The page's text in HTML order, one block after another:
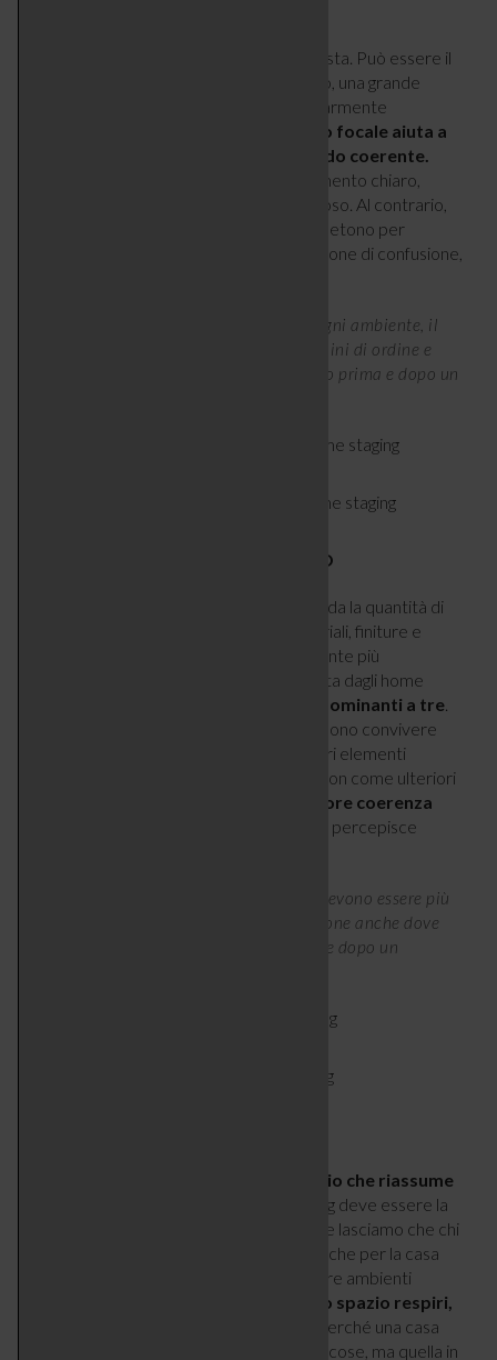
Ogni ambiente ha un elemento protagonista. Può essere il
letto in camera, il tavolo nella zona pranzo, una grande
finestra, un camino o una parete particolarmente
Individuare questo punto focale aiuta a
organizzare il resto dell’arredo in modo coerente.
Quando lo sguardo trova subito un riferimento chiaro,
l’ambiente appare più ordinato e armonioso. Al contrario,
una stanza con troppi elementi che competono per
l’attenzione può trasmettere una sensazione di confusione,
Una volta individuato il punto focale di ogni ambiente, il
resto dell’arredo ne trae vantaggio in termini di ordine e
armonia. In queste foto, la camera da letto prima e dopo un
4- MENO MATERIALI, PIÙ EQUILIBRIO
Uno degli aspetti meno considerati riguarda la quantità di
stimoli visivi presenti in una stanza. Materiali, finiture e
colori differenti possono rendere l’ambiente più
complesso da leggere. Una regola utilizzata dagli home
limitare i materiali dominanti a tre
Per esempio legno, tessile e metallo possono convivere
senza creare disordine percettivo. Gli altri elementi
dovrebbero comparire come dettagli e non come ulteriori
maggiore coerenza
che si percepisce
I materiali dominanti in una stanza non devono essere più
di tre: troppi stimoli visivi creano confusione anche dove
non c’è. In queste foto, un ingresso prima e dopo un
un principio che riassume
: «Lo staging deve essere la
tavolozza, non il quadro: è nello spazio che lasciamo che chi
abita si proietti». Un concetto che vale anche per la casa
vissuta ogni giorno. L’obiettivo non è creare ambienti
lasciare che lo spazio respiri,
. Perché una casa
ordinata non è quella che contiene meno cose, ma quella in